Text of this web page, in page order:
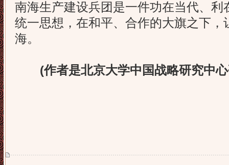
南海生产建设兵团是一件功在当代、利
统一思想，在和平、合作的大旗之下，
海。
(作者是北京大学中国战略研究中